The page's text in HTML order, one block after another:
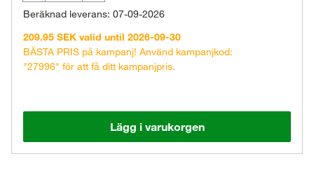
Beräknad leverans: 07-09-2026
209.95 SEK valid until 2026-09-30
BÄSTA PRIS på kampanj! Använd kampanjkod:
"27996" för att få ditt kampanjpris.
Lägg i varukorgen